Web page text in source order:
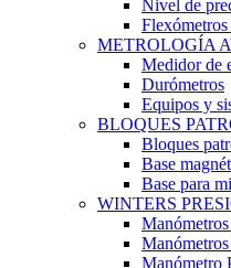
Nivel de
METROLOGÍA
Medidor de
Durómetros
Equipos y
BLOQUES
Bloques
Base
Base para
WINTERS
Manómetro